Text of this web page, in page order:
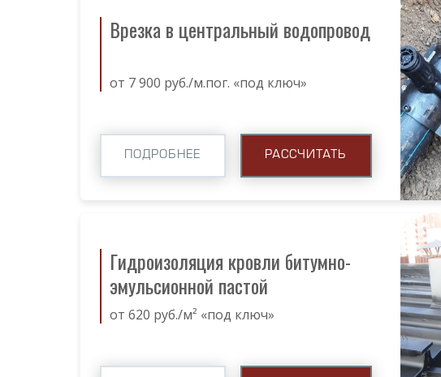
Врезка в центральный водопровод
от 7 900 руб./м.пог. «под ключ»
ПОДРОБНЕЕ РАССЧИТАТЬ
Гидроизоляция кровли битумно-
эмульсионной пастой
от 620 руб./м² «под ключ»